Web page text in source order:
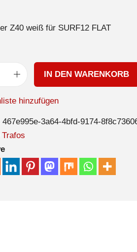
Z40 weiß für SURF12 FLAT
IN DEN WARENKORB
hinzufügen
467e995e-3a64-4bfd-9174-
Trafos